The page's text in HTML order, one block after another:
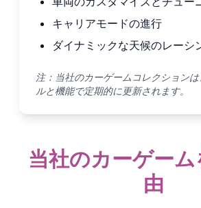
キャリアモードの進行
ダイナミックな天候のレーシ
注：当社のカーゲームコレクション
ルと機能で定期的に更新されます。
当社のカーゲー
由